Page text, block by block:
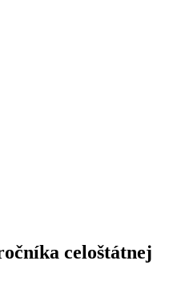
celoštátnej